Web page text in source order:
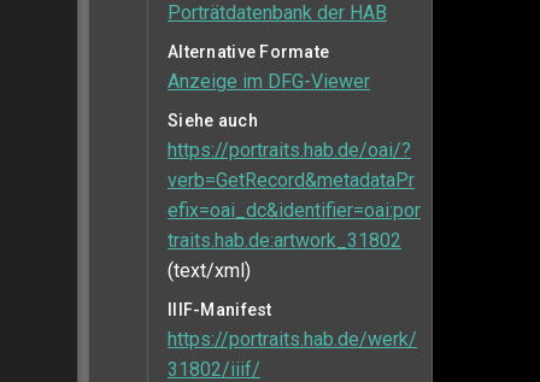
Porträtdatenbank der HAB
Alternative Formate
Anzeige im DFG-Viewer
Siehe auch
https://portraits.hab.de/oai/?
verb=GetRecord&metadataPr
efix=oai_dc&identifier=oai:por
traits.hab.de:artwork_31802
(text/xml)
IIIF-Manifest
https://portraits.hab.de/werk/
31802/iiif/